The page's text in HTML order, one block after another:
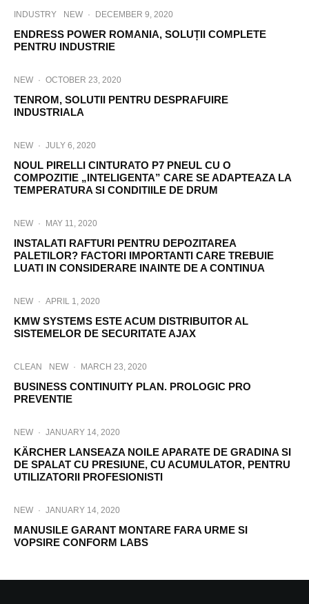
INDUSTRY NEW · DECEMBER 9, 2020
ENDRESS POWER ROMANIA, SOLUȚII COMPLETE
PENTRU INDUSTRIE
NEW · OCTOBER 23, 2020
TENROM, SOLUTII PENTRU DESPRAFUIRE
INDUSTRIALA
NEW · JULY 6, 2020
NOUL PIRELLI CINTURATO P7 PNEUL CU O
COMPOZITIE „INTELIGENTA” CARE SE ADAPTEAZA LA
TEMPERATURA SI CONDITIILE DE DRUM
NEW · MAY 11, 2020
INSTALATI RAFTURI PENTRU DEPOZITAREA
PALETILOR? FACTORI IMPORTANTI CARE TREBUIE
LUATI IN CONSIDERARE INAINTE DE A CONTINUA
NEW · APRIL 1, 2020
KMW SYSTEMS ESTE ACUM DISTRIBUITOR AL
SISTEMELOR DE SECURITATE AJAX
CLEAN NEW · MARCH 23, 2020
BUSINESS CONTINUITY PLAN. PROLOGIC PRO
PREVENTIE
NEW · JANUARY 14, 2020
KÄRCHER LANSEAZA NOILE APARATE DE GRADINA SI
DE SPALAT CU PRESIUNE, CU ACUMULATOR, PENTRU
UTILIZATORII PROFESIONISTI
NEW · JANUARY 14, 2020
MANUSILE GARANT MONTARE FARA URME SI
VOPSIRE CONFORM LABS